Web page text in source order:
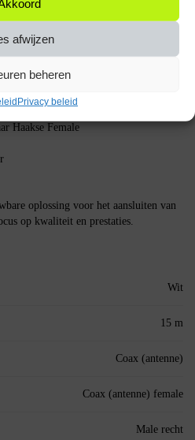
afwijzen
beheren
Privacy beleid
De haakse connector maakt het
muur te plaatsen, wat ruimte
Haakse Female
oplossing voor het aansluiten van
op kwaliteit en prestaties.
Wit
15 m
Coax (antenne)
Coax (antenne) female
Male recht